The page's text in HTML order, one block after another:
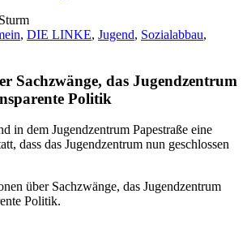
, DIE LINKE, Jugend, Sozialabbau,
Sachzwänge, das Jugendzentrum
Politik
in dem Jugendzentrum Papestraße eine
dass das Jugendzentrum nun geschlossen
über Sachzwänge, das Jugendzentrum
Politik.